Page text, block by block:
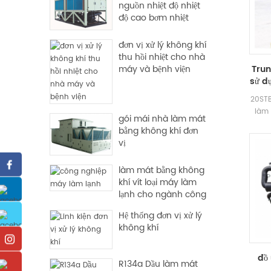
sử
làm
độ
nguồn nhiệt độ nhiệt
độ cao bơm nhiệt
đơn vị xử lý không khí
thu hồi nhiệt cho nhà
máy và bệnh viện
gói mái nhà làm mát
bằng không khí đơn
vị
làm mát bằng không
khí vít loại máy làm
lạnh cho ngành công
Hệ thống đơn vị xử lý
không khí
R134a Dầu làm mát